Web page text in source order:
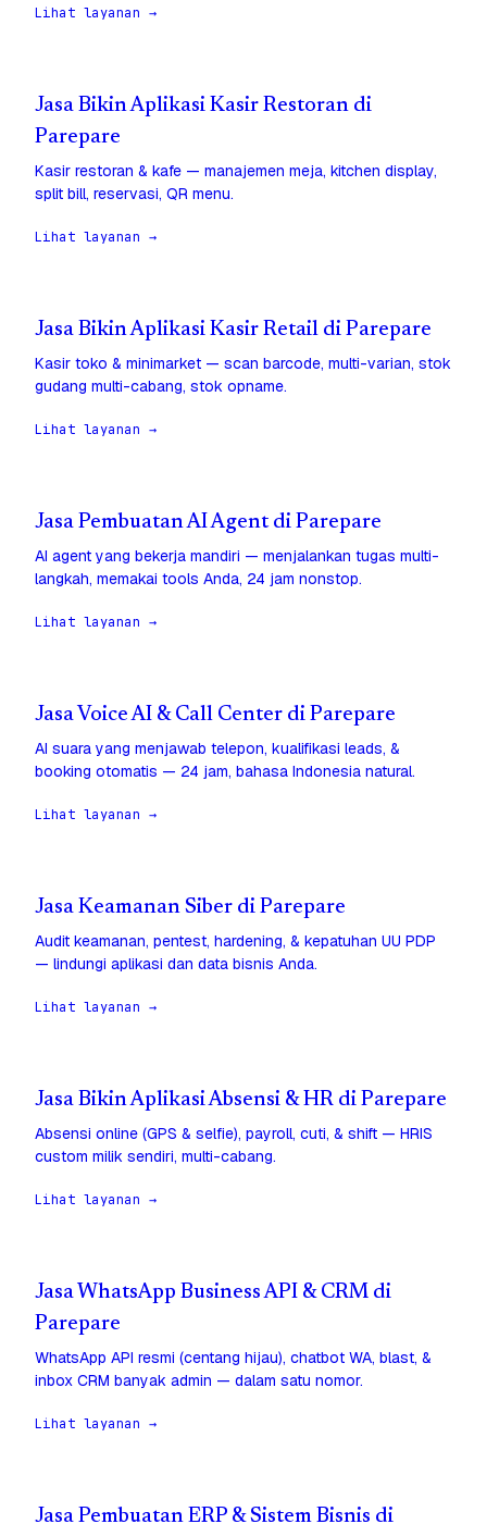
Lihat layanan →
Jasa Bikin Aplikasi Kasir Restoran di
Parepare
Kasir restoran & kafe — manajemen meja, kitchen display,
split bill, reservasi, QR menu.
Lihat layanan →
Jasa Bikin Aplikasi Kasir Retail di Parepare
Kasir toko & minimarket — scan barcode, multi-varian, stok
gudang multi-cabang, stok opname.
Lihat layanan →
Jasa Pembuatan AI Agent di Parepare
AI agent yang bekerja mandiri — menjalankan tugas multi-
langkah, memakai tools Anda, 24 jam nonstop.
Lihat layanan →
Jasa Voice AI & Call Center di Parepare
AI suara yang menjawab telepon, kualifikasi leads, &
booking otomatis — 24 jam, bahasa Indonesia natural.
Lihat layanan →
Jasa Keamanan Siber di Parepare
Audit keamanan, pentest, hardening, & kepatuhan UU PDP
— lindungi aplikasi dan data bisnis Anda.
Lihat layanan →
Jasa Bikin Aplikasi Absensi & HR di Parepare
Absensi online (GPS & selfie), payroll, cuti, & shift — HRIS
custom milik sendiri, multi-cabang.
Lihat layanan →
Jasa WhatsApp Business API & CRM di
Parepare
WhatsApp API resmi (centang hijau), chatbot WA, blast, &
inbox CRM banyak admin — dalam satu nomor.
Lihat layanan →
Jasa Pembuatan ERP & Sistem Bisnis di